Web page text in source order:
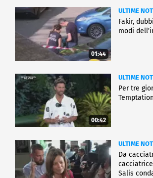
01:44
ULTIME
Fakir,
modi
00:42
ULTIME
Per tre
Temptation
ULTIME
Da
Salis